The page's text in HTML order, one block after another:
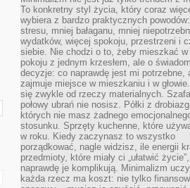
To konkretny styl życia, który coraz
wybiera z bardzo praktycznych
stresu, mniej bałaganu, mniej
wydatków, więcej spokoju, przestrzeni i
siebie. Nie chodzi o to, żeby mieszkać w
pokoju z jednym krzesłem, ale o
decyzje: co naprawdę jest mi potrzebne,
zajmuje miejsce w mieszkaniu i w
się zwykle od rzeczy materialnych.
połowy ubrań nie nosisz. Półki z
których nie masz żadnego
stosunku. Sprzęty kuchenne, które
w roku. Kiedy zaczynasz to wszystko
porządkować, nagle widzisz, ile energii
przedmioty, które miały ci „ułatwić
naprawdę je komplikują. Minimalizm
każda rzecz ma koszt: nie tylko